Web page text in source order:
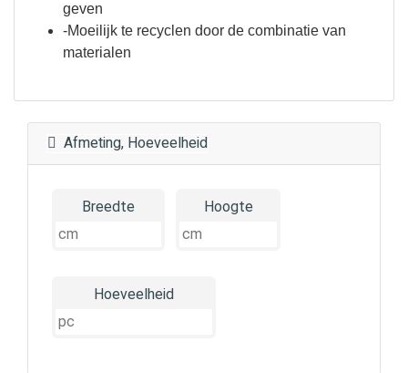
geven
-Moeilijk te recyclen door de combinatie van
materialen
Afmeting, Hoeveelheid
Breedte Hoogte
Hoeveelheid